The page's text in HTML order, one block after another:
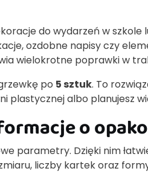
do wydarzeń w szkole
ozdobne napisy czy
wielokrotne poprawki w
po 5 sztuk. To
plastycznej albo planujesz
o
parametry. Dzięki nim
liczby kartek oraz